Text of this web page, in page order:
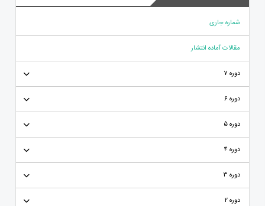
شماره جاری
مقالات آماده انتشار
دوره 7
دوره 6
دوره 5
دوره 4
دوره 3
دوره 2